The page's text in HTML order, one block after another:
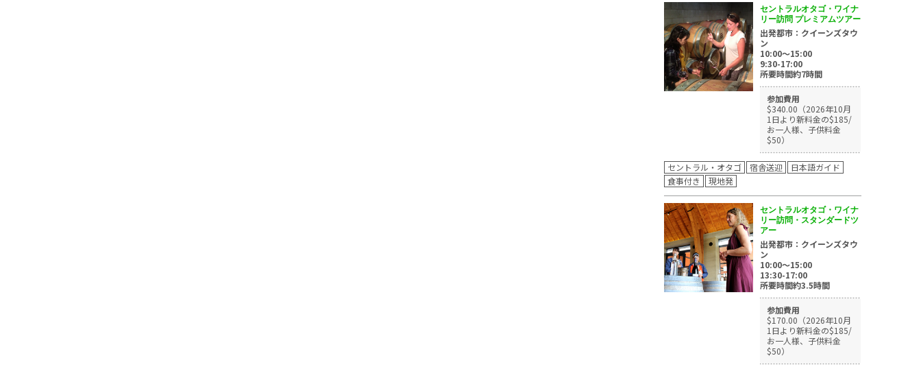
セントラルオタゴ・ワイナ
リー訪問 プレミアムツアー
出発都市：クイーンズタウ
ン
10:00～15:00
9:30-17:00
所要時間約7時間
参加費用
$340.00（2026年10月
1日より新料金の$185/
お一人様、子供料金
$50）
セントラル・オタゴ 宿舎送迎
日本語ガイド
食事付き
現地発
セントラルオタゴ・ワイナ
リー訪問・スタンダードツ
アー
出発都市：クイーンズタウ
ン
10:00～15:00
13:30-17:00
所要時間約3.5時間
参加費用
$170.00（2026年10月
1日より新料金の$185/
お一人様、子供料金
$50）